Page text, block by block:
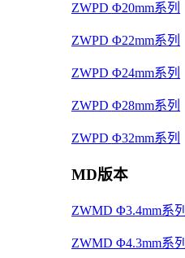
ZWPD Φ20mm系列
ZWPD Φ22mm系列
ZWPD Φ24mm系列
ZWPD Φ28mm系列
ZWPD Φ32mm系列
MD版本
ZWMD Φ3.4mm系列
ZWMD Φ4.3mm系列